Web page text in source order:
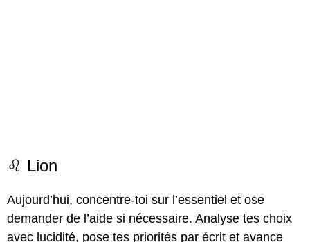
♌ Lion
Aujourd’hui, concentre-toi sur l’essentiel et ose
demander de l’aide si nécessaire. Analyse tes choix
avec lucidité, pose tes priorités par écrit et avance